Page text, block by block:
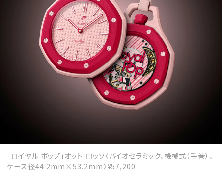
「ロイヤル ポップ」オット ロッソ〈バイオセラミック、機械式（手巻）、
ケース径44.2mm×53.2mm〉¥57,200